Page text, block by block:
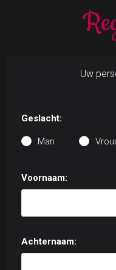
Uw
Geslacht:
Man
Voornaam:
Achternaam: